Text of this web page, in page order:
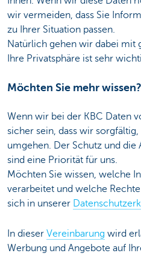
wir vermeiden, dass Sie
zu Ihrer Situation passen.
Natürlich gehen wir dabei mit
Ihre Privatsphäre ist sehr
Möchten Sie mehr wissen?
Wenn wir bei der KBC Daten
sicher sein, dass wir
umgehen. Der Schutz und die
sind eine Priorität für uns.
Möchten Sie wissen, welche
verarbeitet und welche
sich in unserer
In dieser Vereinbarung wird
Werbung und Angebote auf